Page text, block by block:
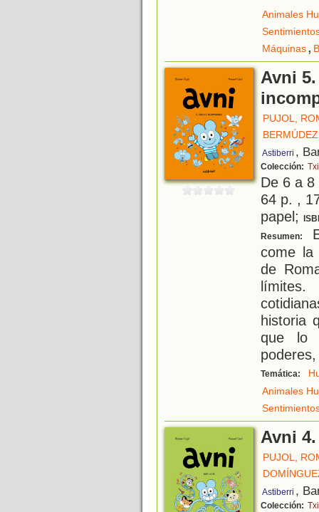
Animales
Máquinas,
Avni
PUJOL,
Astiberri ,
Colección:
De 6 a
64 p. ,
papel;
Resumen:
come la
de
límites.
historia
que lo
Temática:
Animales
Avni
PUJOL,
Astiberri ,
Colección: